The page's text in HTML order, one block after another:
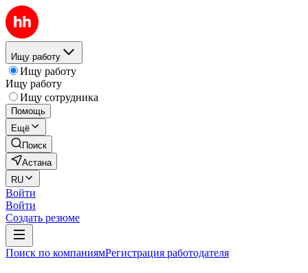
Ищу работу
Ищу работу
Ищу работу
Ищу сотрудника
Помощь
Ещё
Поиск
Астана
RU
Войти
Войти
Создать резюме
Поиск по компаниямРегистрация работодателя